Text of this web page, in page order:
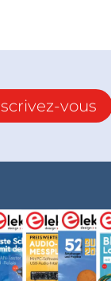
vous